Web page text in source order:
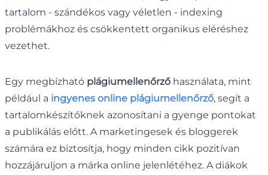
tartalom - szándékos vagy véletlen - indexing
problémákhoz és csökkentett organikus eléréshez
vezethet.
Egy megbízható plágiumellenőrző használata, mint
például a ingyenes online plágiumellenőrző, segít a
tartalomkészítőknek azonosítani a gyenge pontokat
a publikálás előtt. A marketingesek és bloggerek
számára ez biztosítja, hogy minden cikk pozitívan
hozzájáruljon a márka online jelenlétéhez. A diákok